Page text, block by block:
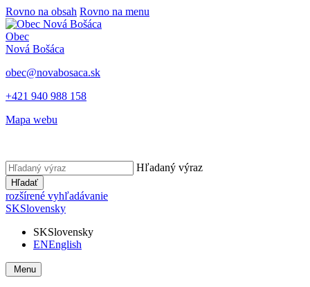
Rovno na obsah Rovno na menu
Obec
Nová Bošáca
obec@novabosaca.sk
+421 940 988 158
Mapa webu
Hľadaný výraz
Hľadať
rozšírené vyhľadávanie
SKSlovensky
SKSlovensky
ENEnglish
Menu